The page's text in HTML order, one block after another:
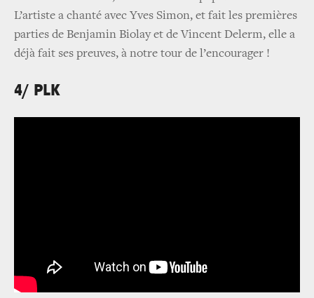
L’artiste a chanté avec Yves Simon, et fait les premières
parties de Benjamin Biolay et de Vincent Delerm, elle a
déjà fait ses preuves, à notre tour de l’encourager !
4/ PLK